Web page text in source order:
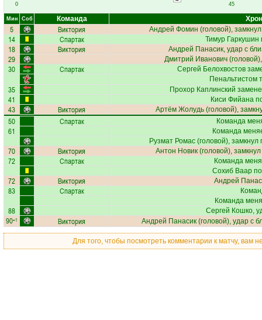
0 45
Мин Соб Команда
5 Виктория Андрей Фомин (головой),
14 Спартак Тимур Гаркушин
18 Виктория Андрей Панасик, удар с
29 Дмитрий Иванович
30 Спартак Сергей Белохвостов
Пенальтистом
35 Прохор Каплинский
41 Киси Фийана
43 Виктория Артём Жолудь (головой),
50 Спартак Команда
61
Команда
Рузмат Ромас (головой),
70 Виктория Антон Новик (головой),
72 Спартак
Команда
Сохиб Ваар
72 Виктория Андрей
83 Спартак
Команда
88 Сергей Кошко,
90+1 Виктория Андрей Панасик (головой), удар с
Для того, чтобы посмотреть комментарии к матчу, вам